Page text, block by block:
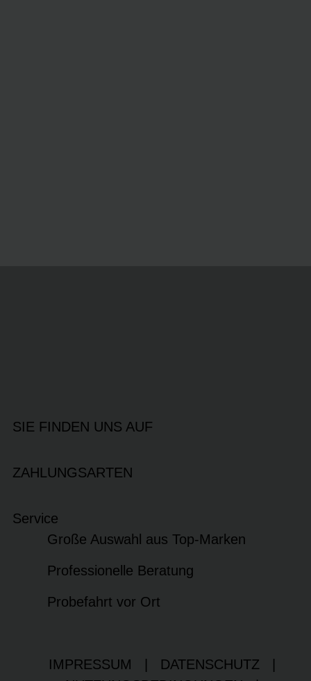
SIE FINDEN UNS AUF
ZAHLUNGSARTEN
Service
Große Auswahl aus Top-Marken
Professionelle Beratung
Probefahrt vor Ort
IMPRESSUM DATENSCHUTZ